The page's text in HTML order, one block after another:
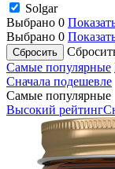
Solgar
Выбрано 0
Выбрано 0
Самые популярные
Сначала подешевле
Самые популярные
Высокий рейтинг